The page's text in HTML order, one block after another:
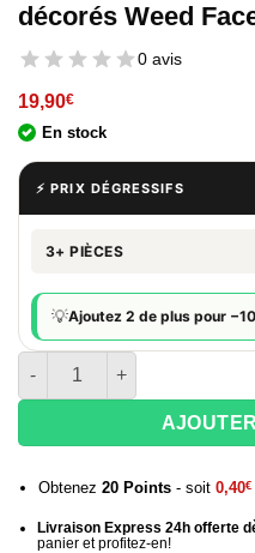
décorés Weed
0 avis
19,90€
En stock
⚡ PRIX DÉGRESSIFS
3+ PIÈCES
💡Ajoutez 2 de plus pour
quantité de Briquets
Obtenez 20Points- soit 0,40€
Livraison Express 24h offerte
panier et profitez-en!